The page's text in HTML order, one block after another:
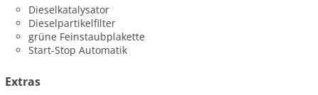
Dieselkatalysator
Dieselpartikelfilter
grüne Feinstaubplakette
Start-Stop Automatik
Extras